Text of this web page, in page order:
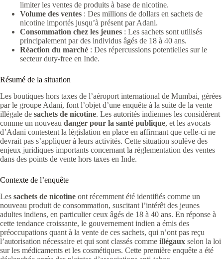
limiter les ventes de produits à base de nicotine.
Volume des ventes : Des millions de dollars en sachets de
nicotine importés jusqu’à présent par Adani.
Consommation chez les jeunes : Les sachets sont utilisés
principalement par des individus âgés de 18 à 40 ans.
Réaction du marché : Des répercussions potentielles sur le
secteur duty-free en Inde.
Résumé de la situation
Les boutiques hors taxes de l’aéroport international de Mumbai, gérées
par le groupe Adani, font l’objet d’une enquête à la suite de la vente
illégale de sachets de nicotine. Les autorités indiennes les considèrent
comme un nouveau danger pour la santé publique, et les avocats
d’Adani contestent la législation en place en affirmant que celle-ci ne
devrait pas s’appliquer à leurs activités. Cette situation soulève des
enjeux juridiques importants concernant la réglementation des ventes
dans des points de vente hors taxes en Inde.
Contexte de l’enquête
Les sachets de nicotine ont récemment été identifiés comme un
nouveau produit de consommation, suscitant l’intérêt des jeunes
adultes indiens, en particulier ceux âgés de 18 à 40 ans. En réponse à
cette tendance croissante, le gouvernement indien a émis des
préoccupations quant à la vente de ces sachets, qui n’ont pas reçu
l’autorisation nécessaire et qui sont classés comme illégaux selon la loi
sur les médicaments et les cosmétiques. Cette première enquête a été